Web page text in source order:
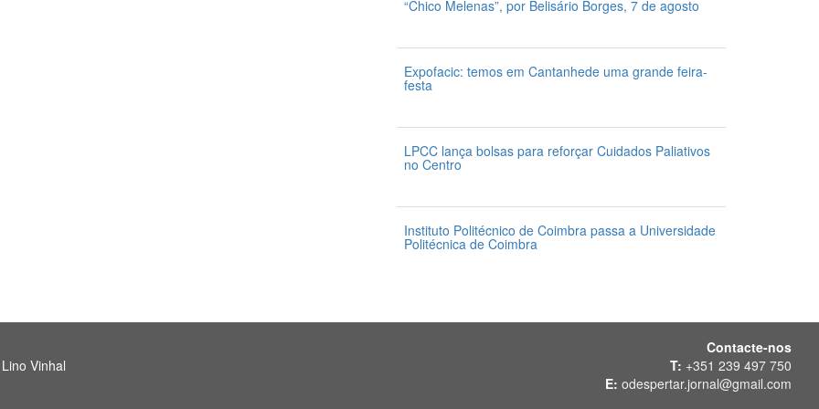
“Chico Melenas”, por Belisário Borges, 7 de agosto
Expofacic: temos em Cantanhede uma grande feira-
festa
LPCC lança bolsas para reforçar Cuidados Paliativos
no Centro
Instituto Politécnico de Coimbra passa a Universidade
Politécnica de Coimbra
Vinhal
Contacte-nos
T: +351 239 497 750
E: odespertar.jornal@gmail.com